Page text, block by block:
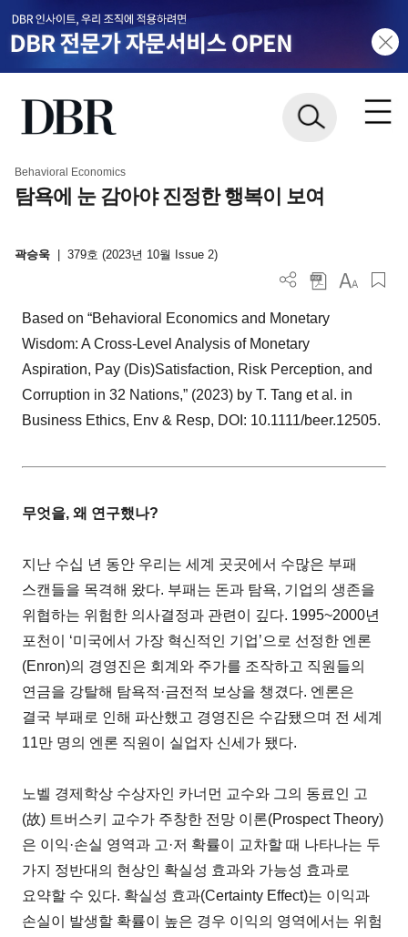
Behavioral Economics
탐욕에 눈 감아야 진정한 행복이 보여
곽승욱 379호 (2023년 10월 Issue 2)
Based on “Behavioral Economics and Monetary
Wisdom: A Cross-Level Analysis of Monetary
Aspiration, Pay (Dis)Satisfaction, Risk Perception, and
Corruption in 32 Nations,” (2023) by T. Tang et al. in
Business Ethics, Env & Resp, DOI: 10.1111/beer.12505.
무엇을, 왜 연구했나?
지난 수십 년 동안 우리는 세계 곳곳에서 수많은 부패
스캔들을 목격해 왔다. 부패는 돈과 탐욕, 기업의 생존을
위협하는 위험한 의사결정과 관련이 깊다. 1995~2000년
포천이 ‘미국에서 가장 혁신적인 기업’으로 선정한 엔론
(Enron)의 경영진은 회계와 주가를 조작하고 직원들의
연금을 강탈해 탐욕적·금전적 보상을 챙겼다. 엔론은
결국 부패로 인해 파산했고 경영진은 수감됐으며 전 세계
11만 명의 엔론 직원이 실업자 신세가 됐다.
노벨 경제학상 수상자인 카너먼 교수와 그의 동료인 고
(故) 트버스키 교수가 주창한 전망 이론(Prospect Theory)
은 이익·손실 영역과 고·저 확률이 교차할 때 나타나는 두
가지 정반대의 현상인 확실성 효과와 가능성 효과로
요약할 수 있다. 확실성 효과(Certainty Effect)는 이익과
손실이 발생할 확률이 높은 경우 이익의 영역에서는 위험